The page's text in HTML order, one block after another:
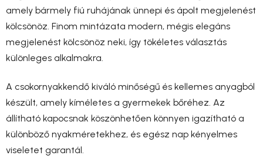
amely bármely fiú ruhájának ünnepi és ápolt megjelenést
kölcsönöz. Finom mintázata modern, mégis elegáns
megjelenést kölcsönöz neki, így tökéletes választás
különleges alkalmakra.
A csokornyakkendő kiváló minőségű és kellemes anyagból
készült, amely kíméletes a gyermekek bőréhez. Az
állítható kapocsnak köszönhetően könnyen igazítható a
különböző nyakméretekhez, és egész nap kényelmes
viseletet garantál.